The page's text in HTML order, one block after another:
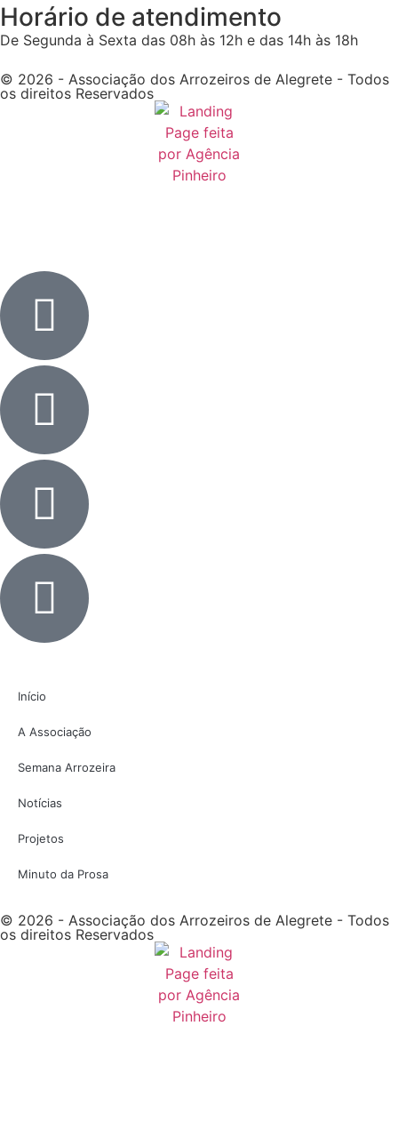
Horário de atendimento
De Segunda à Sexta das 08h às 12h e das 14h às 18h
© 2026 - Associação dos Arrozeiros de Alegrete - Todos
os direitos Reservados
Início
A Associação
Semana Arrozeira
Notícias
Projetos
Minuto da Prosa
© 2026 - Associação dos Arrozeiros de Alegrete - Todos
os direitos Reservados